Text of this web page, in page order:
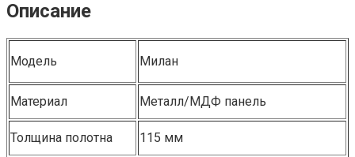
Описание
Модель Милан
Материал Металл/МДФ панель
Толщина полотна 115 мм